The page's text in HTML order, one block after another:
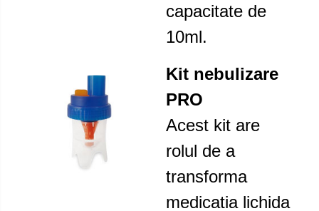
capacitate de
10ml.
Kit nebulizare
PRO
Acest kit are
rolul de a
transforma
medicatia lichida